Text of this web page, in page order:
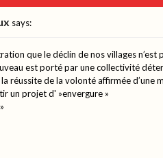
says:
que le déclin de nos villages n’est
est porté par une collectivité
la réussite de la volonté affirmée d’une
un projet d' »envergure »